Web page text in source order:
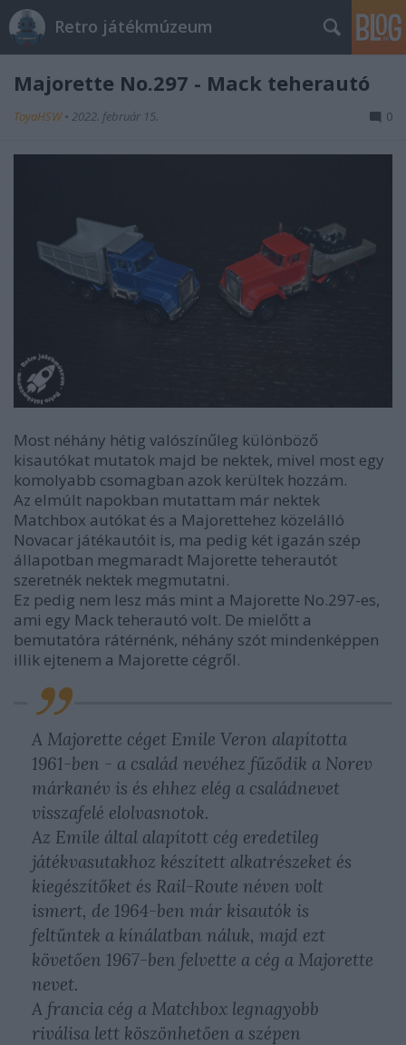
Retro játékmúzeum
Majorette No.297 - Mack teherautó
ToyaHSW • 2022. február 15. 0
Most néhány hétig valószínűleg különböző
kisautókat mutatok majd be nektek, mivel most egy
komolyabb csomagban azok kerültek hozzám.
Az elmúlt napokban mutattam már nektek
Matchbox autókat és a Majorettehez közelálló
Novacar játékautóit is, ma pedig két igazán szép
állapotban megmaradt Majorette teherautót
szeretnék nektek megmutatni.
Ez pedig nem lesz más mint a Majorette No.297-es,
ami egy Mack teherautó volt. De mielőtt a
bemutatóra rátérnénk, néhány szót mindenképpen
illik ejtenem a Majorette cégről.
A Majorette céget Emile Veron alapította
1961-ben - a család nevéhez fűződik a Norev
márkanév is és ehhez elég a családnevet
visszafelé elolvasnotok.
Az Emile által alapított cég eredetileg
játékvasutakhoz készített alkatrészeket és
kiegészítőket és Rail-Route néven volt
ismert, de 1964-ben már kisautók is
feltűntek a kínálatban náluk, majd ezt
követően 1967-ben felvette a cég a Majorette
nevet.
A francia cég a Matchbox legnagyobb
riválisa lett köszönhetően a szépen